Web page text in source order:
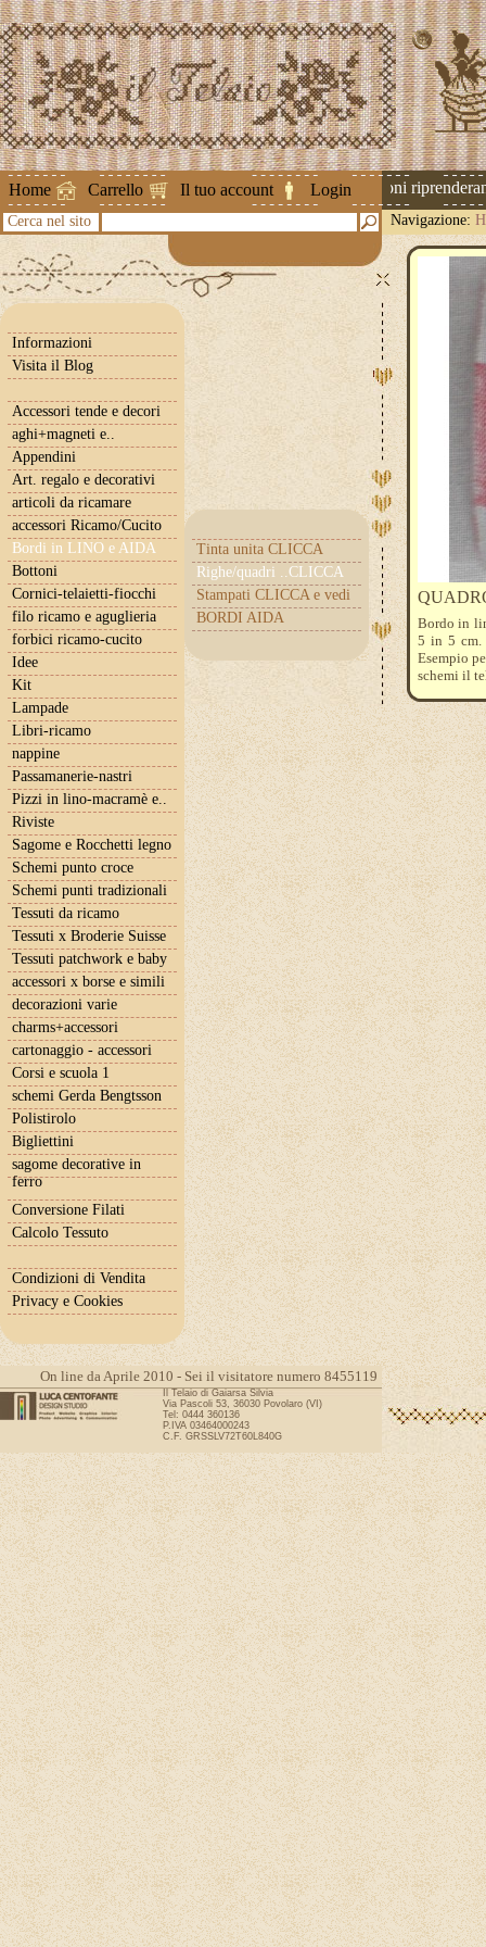
Home Carrello Il tuo account Login
Attenzione ! Le spedizioni
Cerca nel sito Navigazione:
Informazioni
Visita il Blog
Accessori tende e decori
aghi+magneti e..
Appendini
Art. regalo e decorativi
articoli da ricamare
accessori Ricamo/Cucito
Bordi in LINO e AIDA
Tinta unita CLICCA
Righe/quadri ..CLICCA
Stampati CLICCA e vedi
BORDI AIDA
Bottoni
Cornici-telaietti-fiocchi
filo ricamo e aguglieria
forbici ricamo-cucito
Idee
Kit
Lampade
Libri-ricamo
nappine
Passamanerie-nastri
Pizzi in lino-macramè e..
Riviste
Sagome e Rocchetti legno
Schemi punto croce
Schemi punti tradizionali
Tessuti da ricamo
Tessuti x Broderie Suisse
Tessuti patchwork e baby
accessori x borse e simili
decorazioni varie
charms+accessori
cartonaggio - accessori
Corsi e scuola 1
schemi Gerda Bengtsson
Polistirolo
Bigliettini
sagome decorative in
ferro
Conversione Filati
Calcolo Tessuto
Condizioni di Vendita
Privacy e Cookies
Bordo in
5 in 5 cm.
Esempio
schemi il
On line da Aprile 2010 - Sei il visitatore numero 8455119
Il Telaio di Gaiarsa Silvia
Via Pascoli 53, 36030 Povolaro (VI)
Tel: 0444 360136
P.IVA 03464000243
C.F. GRSSLV72T60L840G